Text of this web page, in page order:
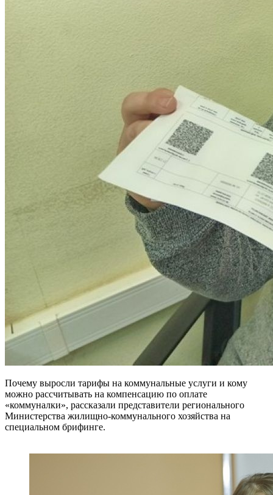
Почему выросли тарифы на коммунальные услуги и кому
можно рассчитывать на компенсацию по оплате
«коммуналки», рассказали представители регионального
Министерства жилищно-коммунального хозяйства на
специальном брифинге.